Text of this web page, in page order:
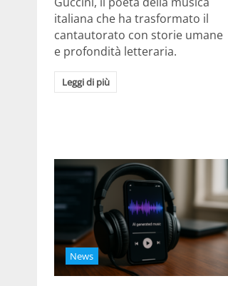
italiana che ha trasformato il
cantautorato con storie umane
e profondità letteraria.
Leggi di più
News